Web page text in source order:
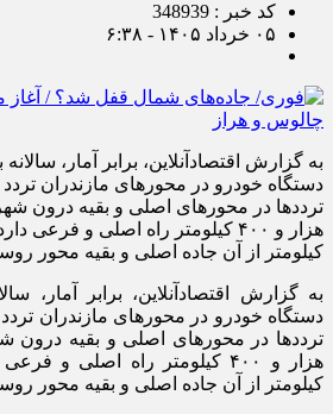
کد خبر : 348939
۰۵ خرداد ۱۴۰۵ - ۶:۳۸
هزار و ۴۰۰ کیلومتر راه اصلی و
کیلومتر از آن جاده اصلی و بقیه محور
هزار و ۴۰۰ کیلومتر راه اصلی و
کیلومتر از آن جاده اصلی و بقیه محور